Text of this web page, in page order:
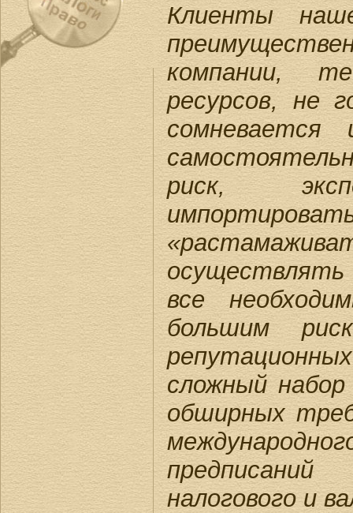
Клиенты
компании,
ресурсов, не
риск,
все
большим
сложный
обширных
налогового и